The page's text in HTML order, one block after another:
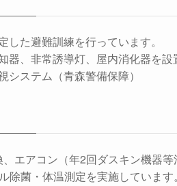
た避難訓練を行っています。
、非常誘導灯、屋内消化器を設
ステム（青森警備保障）
エアコン（年2回ダスキン機器等
菌・体温測定を実施しています。